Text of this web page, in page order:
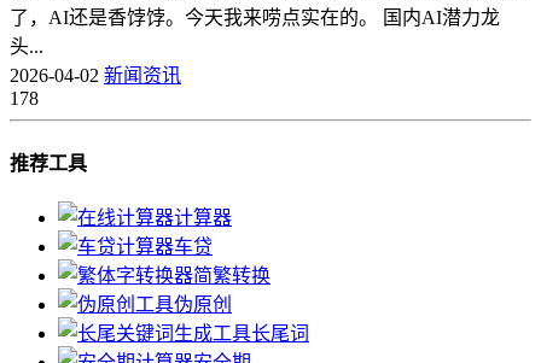
了，AI还是香饽饽。今天我来唠点实在的。 国内AI潜力龙
头...
2026-04-02 新闻资讯
178
推荐工具
计算器
车贷
简繁转换
伪原创
长尾词